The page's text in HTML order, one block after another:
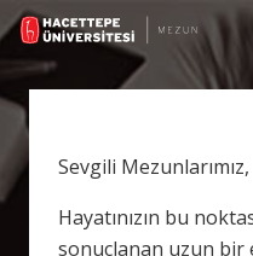
Sevgili Mezunlarımız,
Hayatınızın bu
sonuçlanan uzun bir